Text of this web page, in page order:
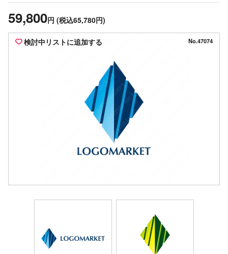
59,800円 (税込65,780円)
検討中リストに追加する No.47074